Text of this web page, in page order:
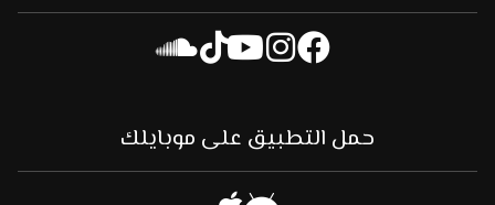
حمل التطبيق على موبايلك